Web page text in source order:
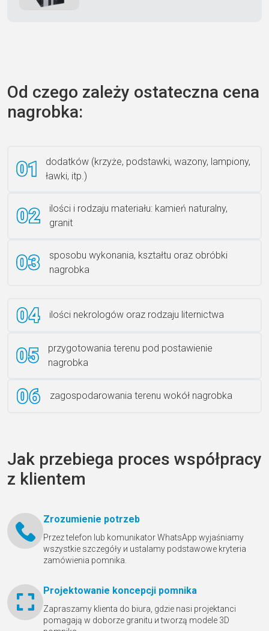
Książka 2
Ławka granitowa LG 12
Od czego zależy ostateczna cena
nagrobka:
dodatków (krzyże, podstawki, wazony, lampiony,
ławki, itp.)
ilości i rodzaju materiału: kamień naturalny,
granit
sposobu wykonania, kształtu oraz obróbki
nagrobka
ilości nekrologów oraz rodzaju liternictwa
przygotowania terenu pod postawienie
nagrobka
zagospodarowania terenu wokół nagrobka
Jak przebiega proces współpracy
z klientem
Zrozumienie potrzeb
Przez telefon lub komunikator WhatsApp wyjaśniamy
wszystkie szczegóły и ustalamy podstawowe kryteria
zamówienia pomnika.
Projektowanie koncepcji pomnika
Zapraszamy klienta do biura, gdzie nasi projektanci
pomagają w doborze granitu и tworzą modele 3D